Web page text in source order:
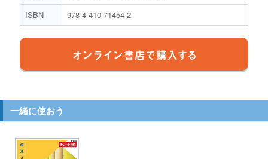
ISBN
978-4-410-71454-2
一緒に使おう